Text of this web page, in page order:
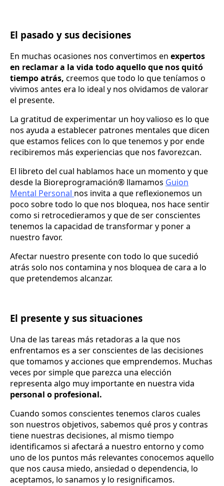
El pasado y sus decisiones
En muchas ocasiones nos convertimos en expertos
en reclamar a la vida todo aquello que nos quitó
tiempo atrás, creemos que todo lo que teníamos o
vivimos antes era lo ideal y nos olvidamos de valorar
el presente.
La gratitud de experimentar un hoy valioso es lo que
nos ayuda a establecer patrones mentales que dicen
que estamos felices con lo que tenemos y por ende
recibiremos más experiencias que nos favorezcan.
El libreto del cual hablamos hace un momento y que
desde la Bioreprogramación® llamamos Guion
Mental Personal nos invita a que reflexionemos un
poco sobre todo lo que nos bloquea, nos hace sentir
como si retrocedieramos y que de ser conscientes
tenemos la capacidad de transformar y poner a
nuestro favor.
Afectar nuestro presente con todo lo que sucedió
atrás solo nos contamina y nos bloquea de cara a lo
que pretendemos alcanzar.
El presente y sus situaciones
Una de las tareas más retadoras a la que nos
enfrentamos es a ser conscientes de las decisiones
que tomamos y acciones que emprendemos. Muchas
veces por simple que parezca una elección
representa algo muy importante en nuestra vida
personal o profesional.
Cuando somos conscientes tenemos claros cuales
son nuestros objetivos, sabemos qué pros y contras
tiene nuestras decisiones, al mismo tiempo
identificamos si afectará a nuestro entorno y como
uno de los puntos más relevantes conocemos aquello
que nos causa miedo, ansiedad o dependencia, lo
aceptamos, lo sanamos y lo resignificamos.